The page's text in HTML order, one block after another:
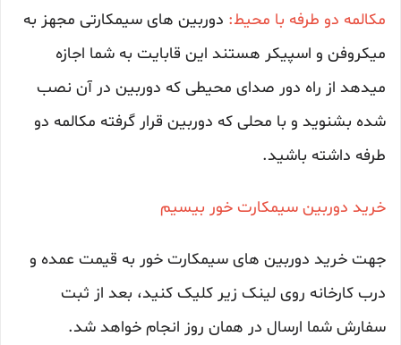
مکالمه دو طرفه با محیط: دوربین های سیمکارتی مجهز به
میکروفن و اسپیکر هستند این قابایت به شما اجازه
میدهد از راه دور صدای محیطی که دوربین در آن نصب
شده بشنوید و با محلی که دوربین قرار گرفته مکالمه دو
طرفه داشته باشید.
خرید دوربین سیمکارت خور بیسیم
جهت خرید دوربین های سیمکارت خور به قیمت عمده و
درب کارخانه روی لینک زیر کلیک کنید، بعد از ثبت
سفارش شما ارسال در همان روز انجام خواهد شد.